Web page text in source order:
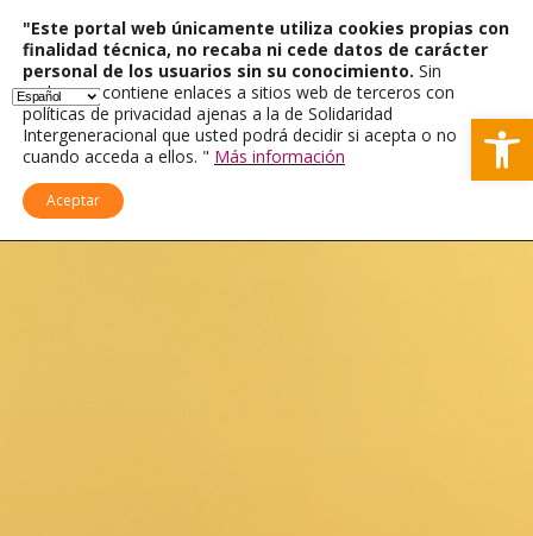
"Este portal web únicamente utiliza cookies propias con
finalidad técnica, no recaba ni cede datos de carácter
personal de los usuarios sin su conocimiento. Sin
embargo, contiene enlaces a sitios web de terceros con
políticas de privacidad ajenas a la de Solidaridad
Intergeneracional que usted podrá decidir si acepta o no
cuando acceda a ellos. " Más información
Aceptar